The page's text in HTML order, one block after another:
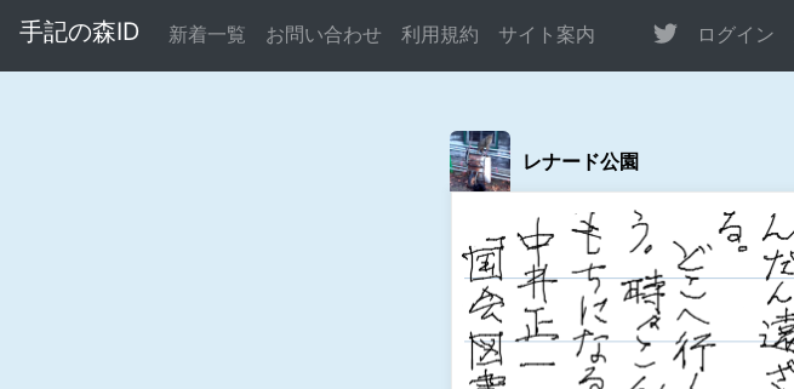
手記の森ID 新着一覧 お問い合わせ 利用規約 サイト案内 ログイン
レナード公園